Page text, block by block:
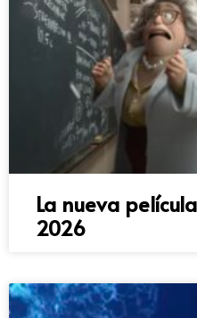
La nueva
2026